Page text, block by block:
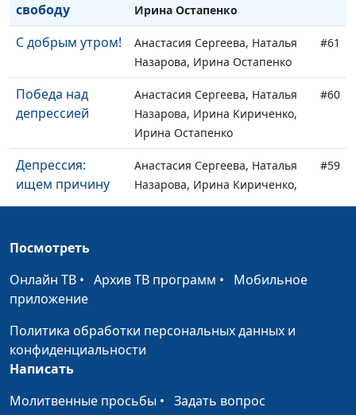
свободу
Ирина Остапенко
С добрым утром!
Анастасия Сергеева, Наталья
Назарова, Ирина Остапенко
#61
Победа над
депрессией
Анастасия Сергеева, Наталья
Назарова, Ирина Кириченко,
Ирина Остапенко
#60
Депрессия:
ищем причину
Анастасия Сергеева, Наталья
Назарова, Ирина Кириченко,
Ирина Остапенко, Илона
#59
Депрессия:
учимся
побеждать
Назарова, Ирина Кириченко,
Гачковская
Целый мир для
здоровья
Ирина Остапенко, Татьяна
Посмотреть
Онлайн ТВ • Архив ТВ программ • Мобильное
приложение
Политика обработки персональных данных и
конфиденциальности
Написать
Молитвенные просьбы • Задать вопрос